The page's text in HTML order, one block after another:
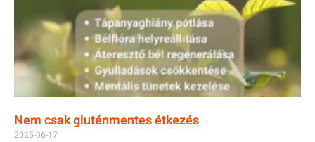
Nem csak gluténmentes étkezés
2025-06-17